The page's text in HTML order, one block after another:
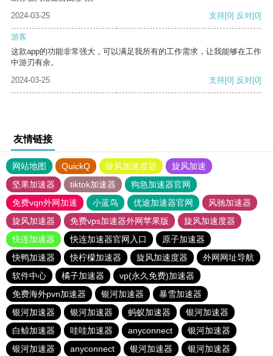
2024-03-25
支持[0] 反对[0]
游客
这款app的功能非常强大，可以满足我所有的工作需求，让我能够在工作
中游刃有余。
2024-03-25
支持[0] 反对[0]
友情链接
网站地图 QuickQ 旋风加速度器
旋风加速
坚果加速器
tiktok加速器
狗急加速器官网
免费vqn外网加速
小蓝鸟 优途加速器官网
风驰加速器
旋风加速器
免费vps加速器外网苹果版
旋风加速度器
快连加速器
快连加速器官网入口
原子加速器
快鸭加速器
快柠檬加速器 旋风加速度器
外网网址导航
软件中心
橘子加速器
vp(永久免费)加速器
免费海外pvn加速器
银河加速器
暴雪加速器
银河加速器
银河加速器 蚂蚁加速器
银河加速器
白鲸加速器
哇哇加速器 anyconnect
银河加速器
银河加速器
anyconnect 银河加速器 银河加速器